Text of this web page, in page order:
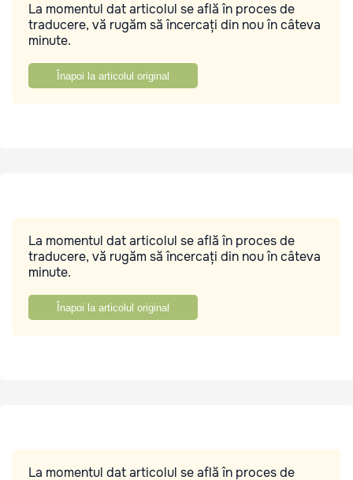
La momentul dat articolul se află în proces de
traducere, vă rugăm să încercați din nou în câteva
minute.
Înapoi la articolul original
La momentul dat articolul se află în proces de
traducere, vă rugăm să încercați din nou în câteva
minute.
Înapoi la articolul original
La momentul dat articolul se află în proces de